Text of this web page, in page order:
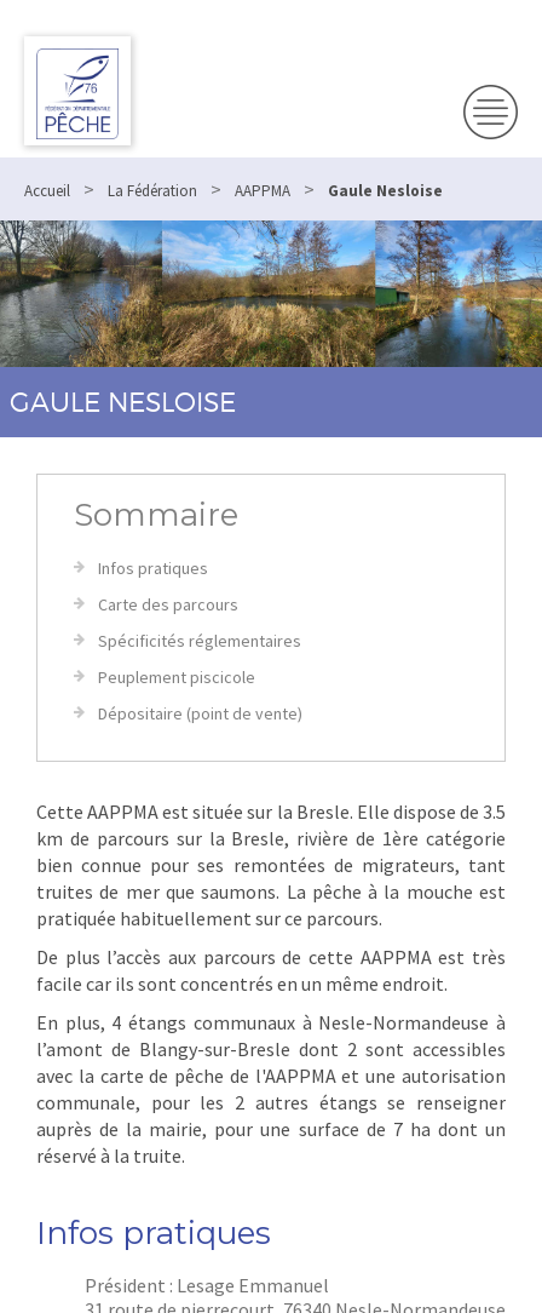
Accueil > La Fédération > AAPPMA > Gaule Nesloise
GAULE NESLOISE
Sommaire
Infos pratiques
Carte des parcours
Spécificités réglementaires
Peuplement piscicole
Dépositaire (point de vente)
Cette AAPPMA est située sur la Bresle. Elle dispose de 3.5
km de parcours sur la Bresle, rivière de 1ère catégorie
bien connue pour ses remontées de migrateurs, tant
truites de mer que saumons. La pêche à la mouche est
pratiquée habituellement sur ce parcours.
De plus l’accès aux parcours de cette AAPPMA est très
facile car ils sont concentrés en un même endroit.
En plus, 4 étangs communaux à Nesle-Normandeuse à
l’amont de Blangy-sur-Bresle dont 2 sont accessibles
avec la carte de pêche de l'AAPPMA et une autorisation
communale, pour les 2 autres étangs se renseigner
auprès de la mairie, pour une surface de 7 ha dont un
réservé à la truite.
Infos pratiques
Président : Lesage Emmanuel